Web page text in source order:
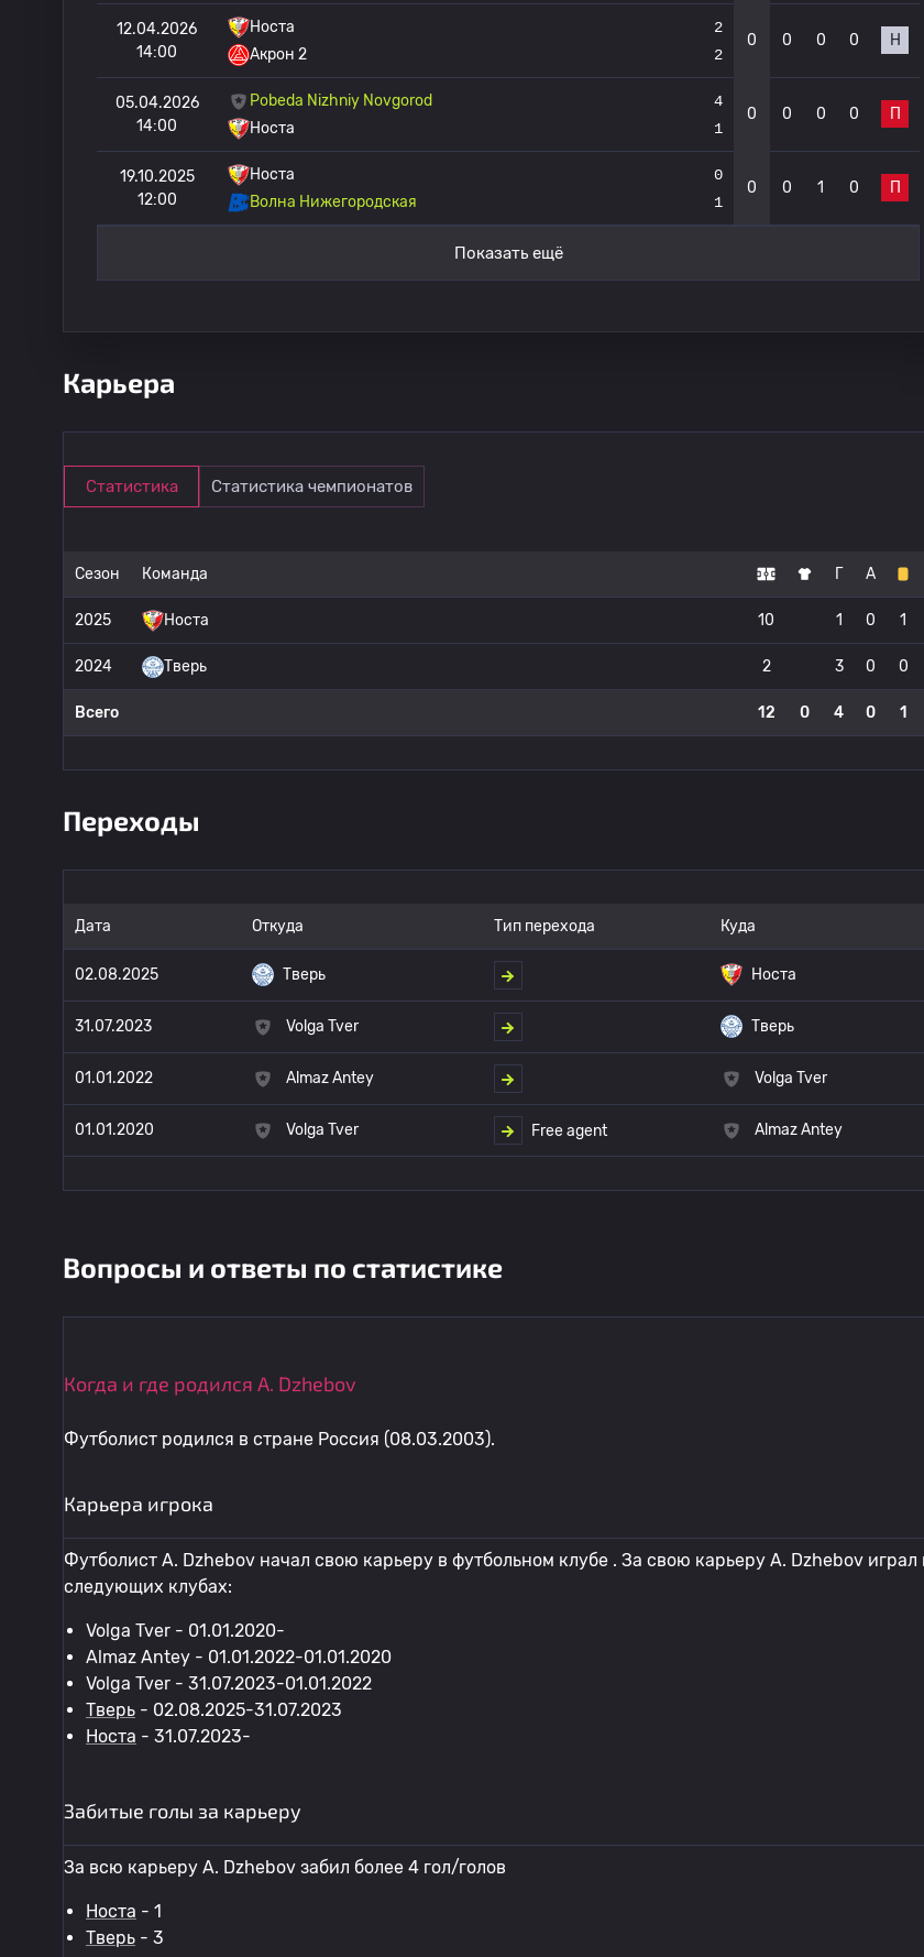
12.04.2026
14:00
Носта
Акрон 2
2
2
0 0 0 0 Н
05.04.2026
14:00
Pobeda Nizhniy Novgorod
Носта
4
1
0 0 0 0 П
19.10.2025
12:00
Носта
Волна Нижегородская
0
1
0 0 1 0 П
Показать ещё
Карьера
Статистика Статистика чемпионатов
Сезон Команда Г А
2025 Носта 10 1 0 1
2024 Тверь 2 3 0 0
Всего 12 0 4 0 1
Переходы
Дата Откуда Тип перехода Куда
02.08.2025 Тверь Носта
31.07.2023 Volga Tver Тверь
01.01.2022 Almaz Antey Volga Tver
01.01.2020 Volga Tver Free agent Almaz Antey
Вопросы и ответы по статистике
Когда и где родился A. Dzhebov
Футболист родился в стране Россия (08.03.2003).
Карьера игрока
Футболист A. Dzhebov начал свою карьеру в футбольном клубе . За свою карьеру A. Dzhebov играл
следующих клубах:
Volga Tver - 01.01.2020-
Almaz Antey - 01.01.2022-01.01.2020
Volga Tver - 31.07.2023-01.01.2022
Тверь - 02.08.2025-31.07.2023
Носта - 31.07.2023-
Забитые голы за карьеру
За всю карьеру A. Dzhebov забил более 4 гол/голов
Носта - 1
Тверь - 3